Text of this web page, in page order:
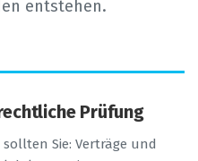
entstehen.
Prüfung
Sie: Verträge und